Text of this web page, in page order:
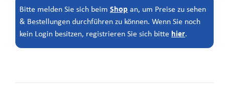
Bitte melden Sie sich beim Shop an, um Preise zu sehen
& Bestellungen durchführen zu können. Wenn Sie noch
kein Login besitzen, registrieren Sie sich bitte hier.